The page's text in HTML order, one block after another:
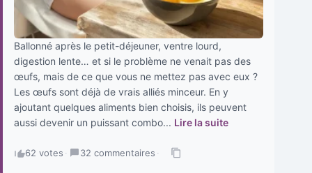
Ballonné après le petit-déjeuner, ventre lourd,
digestion lente… et si le problème ne venait pas des
œufs, mais de ce que vous ne mettez pas avec eux ?
Les œufs sont déjà de vrais alliés minceur. En y
ajoutant quelques aliments bien choisis, ils peuvent
aussi devenir un puissant combo... Lire la suite
62 votes · 32 commentaires ·